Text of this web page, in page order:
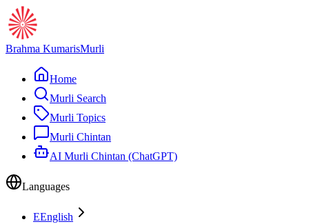
Brahma KumarisMurli
Home
Murli Search
Murli Topics
Murli Chintan
AI Murli Chintan (ChatGPT)
Languages
EEnglish